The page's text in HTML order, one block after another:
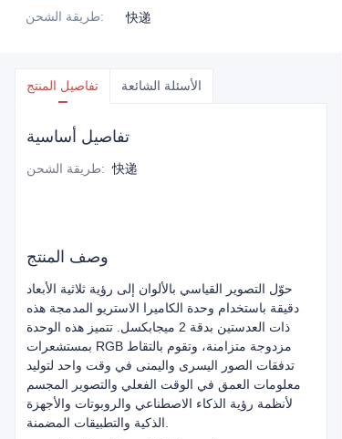
طريقة الشحن: 快递
تفاصيل المنتج الأسئلة الشائعة
تفاصيل أساسية
طريقة الشحن: 快递
وصف المنتج
حوّل التصوير القياسي بالألوان إلى رؤية ثلاثية الأبعاد
دقيقة باستخدام وحدة الكاميرا الاستريو المدمجة هذه
ذات العدستين بدقة 2 ميجابكسل. تتميز هذه الوحدة
بمستشعرات RGB مزدوجة متزامنة، وتقوم بالتقاط
تدفقات الصور اليسرى واليمنى في وقت واحد لتوليد
معلومات العمق في الوقت الفعلي والتصوير المجسم
لأنظمة رؤية الذكاء الاصطناعي والروبوتات والأجهزة